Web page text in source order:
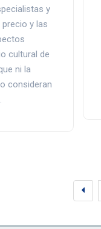
y
y las
cultural de
ni la
consideran